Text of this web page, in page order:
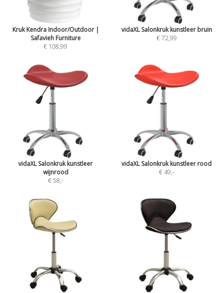
Kruk Kendra Indoor/Outdoor |
Safavieh Furniture
€ 108,99
vidaXL Salonkruk kunstleer bruin
€ 72,99
vidaXL Salonkruk kunstleer
wijnrood
€ 58,-
vidaXL Salonkruk kunstleer rood
€ 49,-